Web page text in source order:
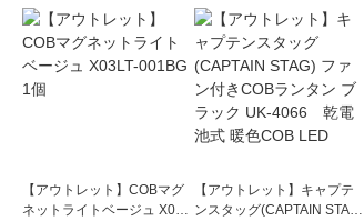
【アウトレット】COBマグ
ネットライトベージュ X03L
【アウトレット】キャプテ
ンスタッグ(CAPTAIN STAG)